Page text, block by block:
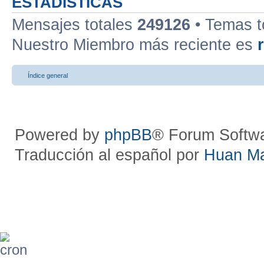
Mensajes totales 249126 • Temas
Nuestro Miembro más reciente es
Índice general
Powered by phpBB® Forum
Traducción al español por Huan